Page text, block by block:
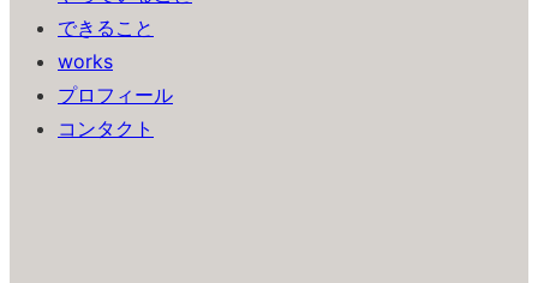
できること
works
プロフィール
コンタクト